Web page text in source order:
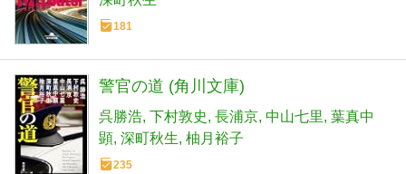
181
警官の道 (角川文庫)
呉勝浩 下村敦史 長浦京 中山七里 葉真中
顕 深町秋生 柚月裕子
235